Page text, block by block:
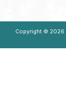
Copyright © 2026